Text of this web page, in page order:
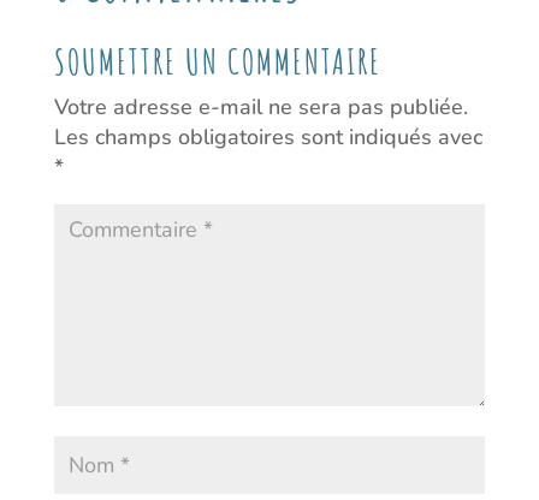
SOUMETTRE UN COMMENTAIRE
Votre adresse e-mail ne sera pas publiée.
Les champs obligatoires sont indiqués avec
*